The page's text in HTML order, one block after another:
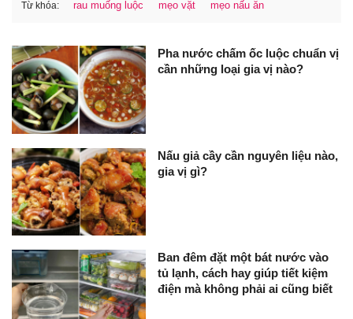
Từ khóa: rau muống luộc mẹo vặt mẹo nấu ăn
Pha nước chấm ốc luộc chuẩn vị
cần những loại gia vị nào?
Nấu giả cầy cần nguyên liệu nào,
gia vị gì?
Ban đêm đặt một bát nước vào
tủ lạnh, cách hay giúp tiết kiệm
điện mà không phải ai cũng biết